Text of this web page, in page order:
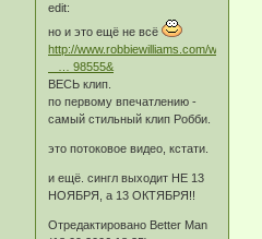
edit:
но и это ещё не всё
http://www.robbiewilliams.com/
_ … 98555&
ВЕСЬ клип.
по первому впечатлению -
самый стильный клип Робби.
это потоковое видео, кстати.
и ещё. сингл выходит НЕ 13
НОЯБРЯ, а 13 ОКТЯБРЯ!!
Отредактировано Better Man